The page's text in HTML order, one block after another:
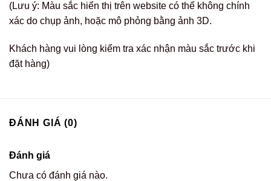
(Lưu ý: Màu sắc hiển thị trên website có thể không chính
xác do chụp ảnh, hoặc mô phỏng bằng ảnh 3D.
Khách hàng vui lòng kiểm tra xác nhận màu sắc trước khi
đặt hàng)
ĐÁNH GIÁ (0)
Đánh giá
Chưa có đánh giá nào.